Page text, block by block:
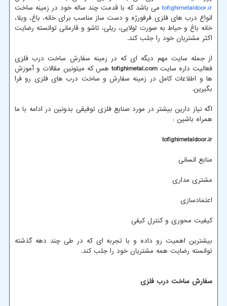
tofighimetaldoor.ir می باشد که با قدمت چند ساله خود در زمینه ساخت
انواع درب های فلزی فرفورژه و دست ساز مناسب برای خانه، باغ، ویلا،
خانه باغ و حیاط به صورت لولایی، ریلی، تاشو و قارمانی توانسته رضایت
اکثر مشتریان خود را جلب کند.
از جمله سایت مهم دیگه ای که در زمینه سفارش ساخت درب فلزی
فعالیت داره سایتtofighimetal.comهس که میتونین مقالات و آموزش
ها و اطلاعات کامل در زمینه سفارش و ساخت درب های فلزی رو فرا
بگیرین.
اگه نیاز دارین بیشتر در مورد صنایع فلزی توفیقی بدونین در ادامه با ما
همراه باشین :
tofighimetaldoor.ir
منابع انسانی
مشتری مداری
اعتمادسازی
کیفیت محوری و کنترل کیفی
بیشترین اهمیت رو داده و با تجربه ای که در طی چند دهه گذشته
توانسته رضایت همه مشتریان خود را جلب کند.
سفارش ساخت درب فلزی